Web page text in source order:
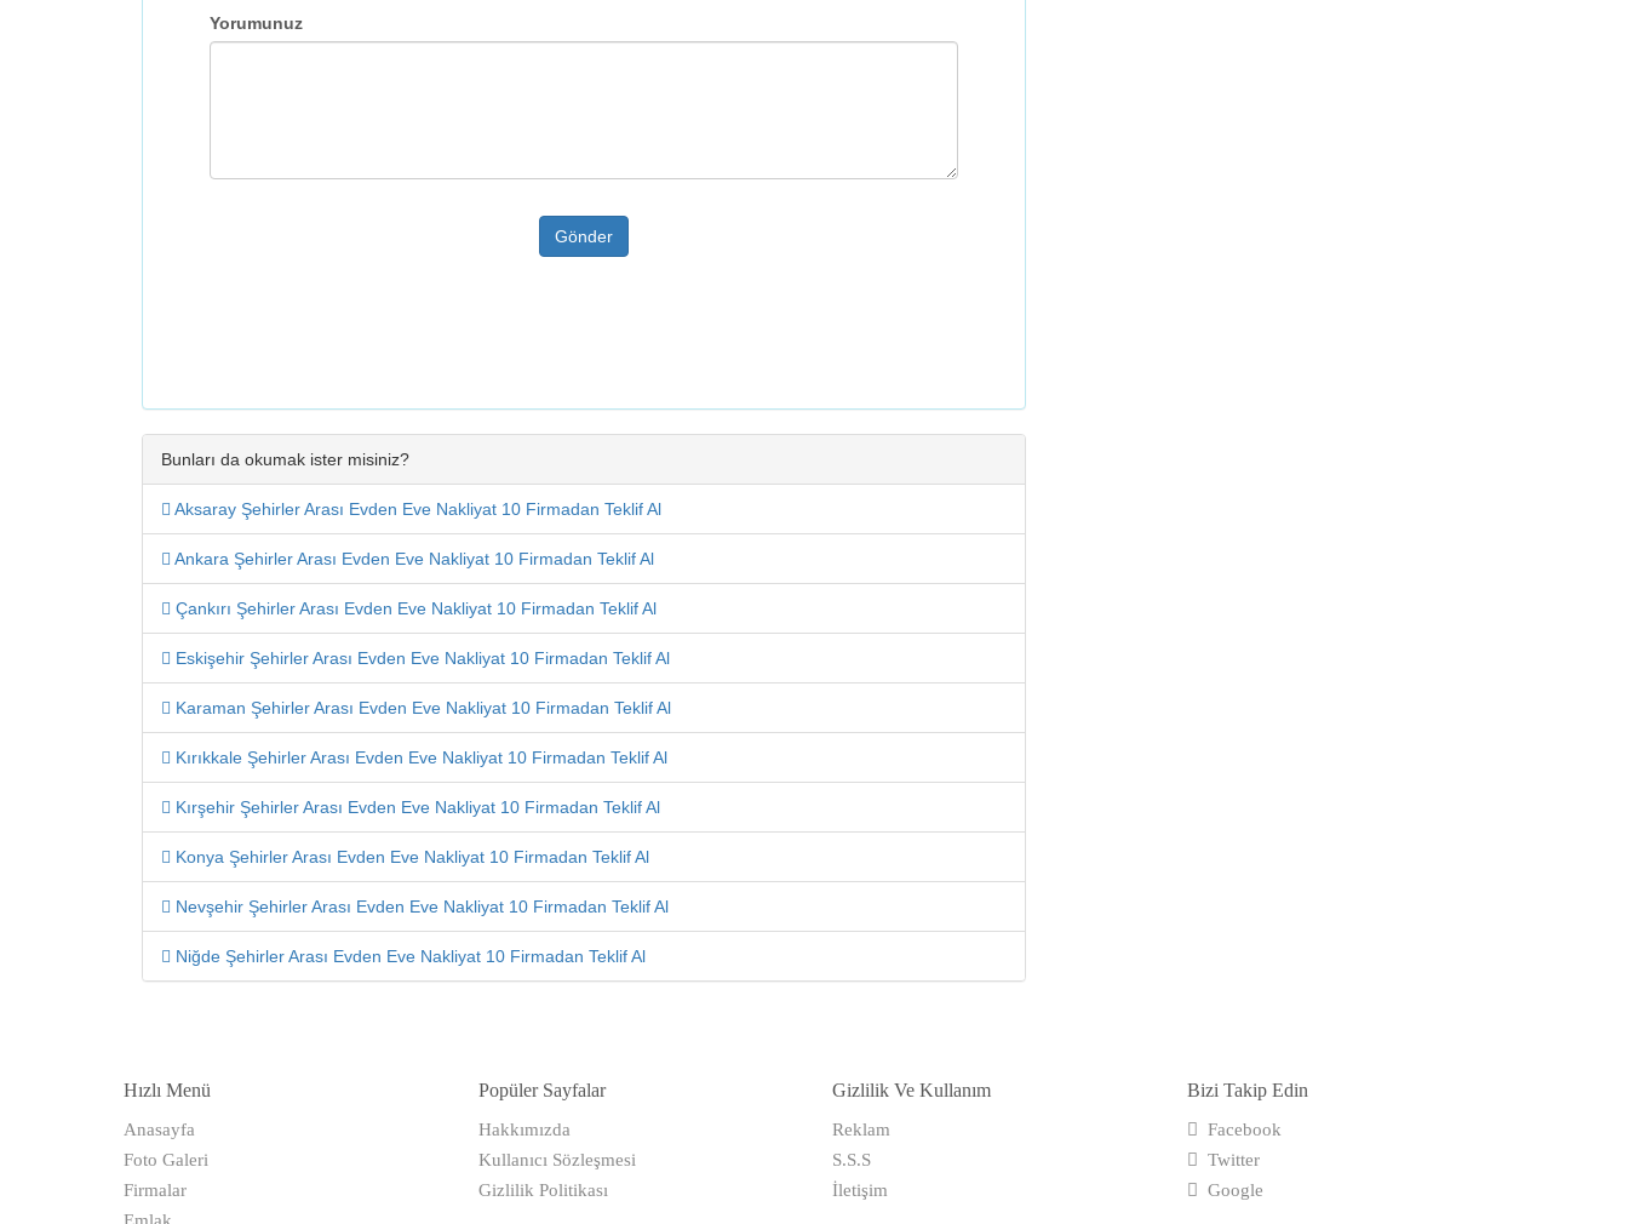
Yorumunuz
Gönder
Bunları da okumak ister misiniz?
Aksaray Şehirler Arası Evden Eve Nakliyat 10 Firmadan Teklif Al
Ankara Şehirler Arası Evden Eve Nakliyat 10 Firmadan Teklif Al
Çankırı Şehirler Arası Evden Eve Nakliyat 10 Firmadan Teklif Al
Eskişehir Şehirler Arası Evden Eve Nakliyat 10 Firmadan Teklif Al
Karaman Şehirler Arası Evden Eve Nakliyat 10 Firmadan Teklif Al
Kırıkkale Şehirler Arası Evden Eve Nakliyat 10 Firmadan Teklif Al
Kırşehir Şehirler Arası Evden Eve Nakliyat 10 Firmadan Teklif Al
Konya Şehirler Arası Evden Eve Nakliyat 10 Firmadan Teklif Al
Nevşehir Şehirler Arası Evden Eve Nakliyat 10 Firmadan Teklif Al
Niğde Şehirler Arası Evden Eve Nakliyat 10 Firmadan Teklif Al
Hızlı Menü
Anasayfa
Foto Galeri
Firmalar
Emlak
Popüler Sayfalar
Hakkımızda
Kullanıcı Sözleşmesi
Gizlilik Politikası
Gizlilik Ve Kullanım
Reklam
S.S.S
İletişim
Bizi Takip Edin
Facebook
Twitter
Google